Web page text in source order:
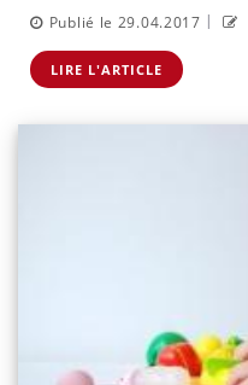
Publié le 29.04.2017 |
LIRE L'ARTICLE